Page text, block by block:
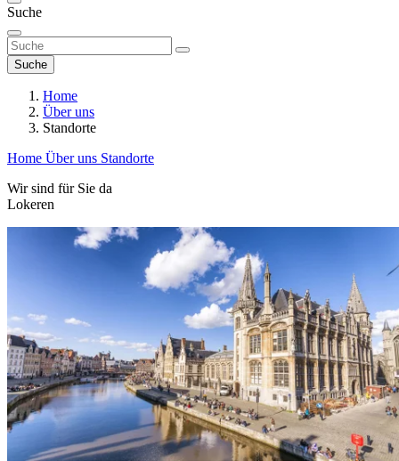
Suche
Suche
Home
Über uns
Standorte
Home Über uns Standorte
Wir sind für Sie da
Lokeren